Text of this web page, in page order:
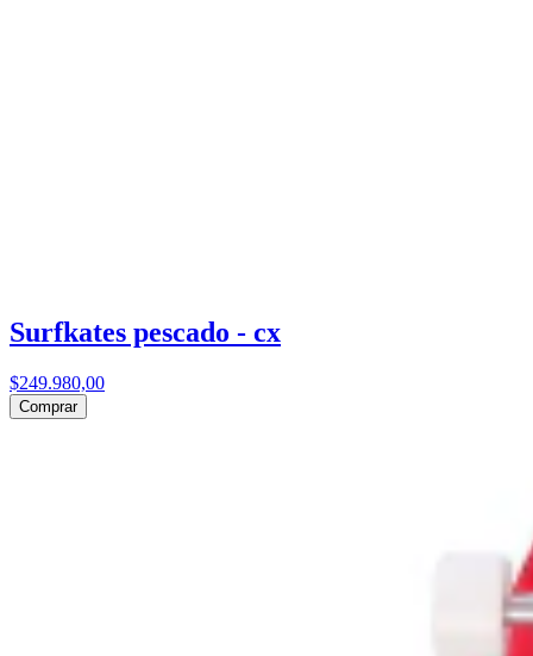
Surfkates pescado - cx
$249.980,00
Comprar